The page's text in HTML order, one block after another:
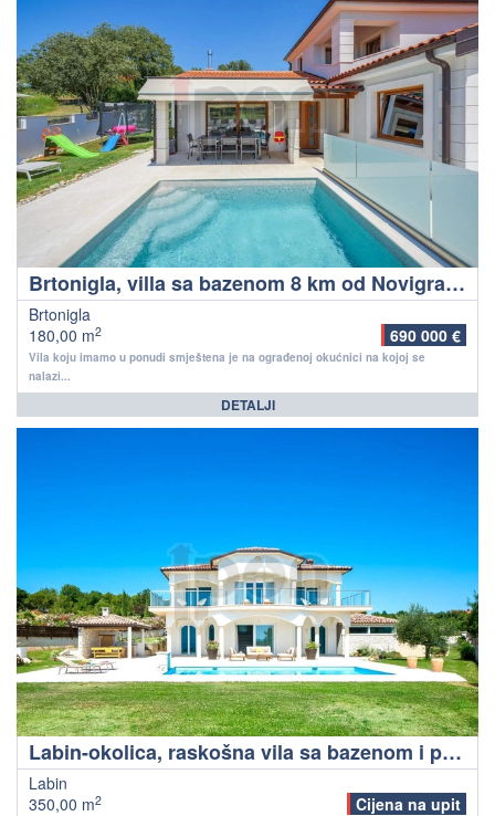
Brtonigla, villa sa bazenom 8 km od Novigrada i najbliže plaže
Brtonigla
180,00 m2 690 000 €
Vila koju imamo u ponudi smještena je na ograđenoj okućnici na kojoj se
nalazi...
DETALJI
Labin-okolica, raskošna vila sa bazenom i pogledom na more
Labin
350,00 m2 Cijena na upit